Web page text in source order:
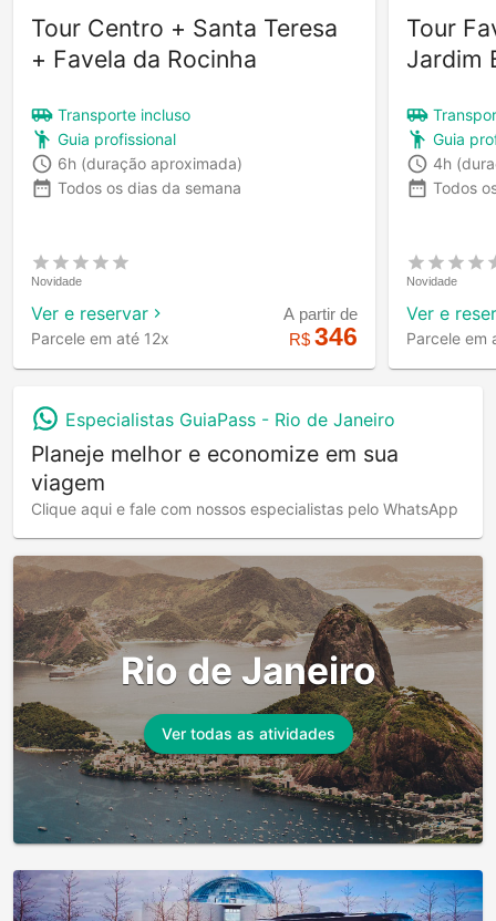
Tour Centro + Santa Teresa
+ Favela da Rocinha
Transporte incluso
Guia profissional
6h (duração aproximada)
Todos os dias da semana
Novidade
Ver e reservar
Parcele em até 12x
A partir de
R$346
Tour
Jardim
Guia
4h
Todos
Novidade
Ver e
Parcele em
Especialistas GuiaPass - Rio de Janeiro
Planeje melhor e economize em sua
viagem
Clique aqui e fale com nossos especialistas pelo WhatsApp
Rio de Janeiro
Ver todas as atividades